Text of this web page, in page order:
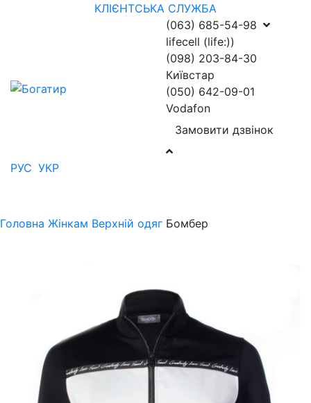
КЛІЄНТСЬКА СЛУЖБА
(063) 685-54-98
lifecell (life:))
(098) 203-84-30
Київстар
(050) 642-09-01
Vodafon
Замовити дзвінок
РУС УКР
Головна Жінкам Верхній одяг Бомбер